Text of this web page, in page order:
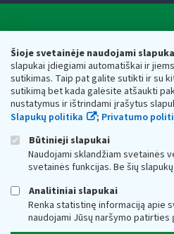
Šioje svetainėje naudojami
slapukai įdiegiami automatiškai ir
sutikimas. Taip pat galite sutikti ir su
sutikimą bet kada galėsite atšaukti
nustatymus ir ištrindami įrašytus
Slapukų politika
; Privatumo
Būtinieji slapukai
Naudojami sklandžiam svetainės
svetainės funkcijas. Be šių
Analitiniai slapukai
Renka statistinę informaciją apie
naudojami Jūsų naršymo patirties
Respublikos finansų
Biudžetinė įstaiga. Juridinio asmens
adresas: Vasario 16-osios g. 14, 01107
vmi@vmi.lt, E. pristatymo dėžutės
Duomenys apie Valstybinę mokesčių
Respublikos finansų ministerijos